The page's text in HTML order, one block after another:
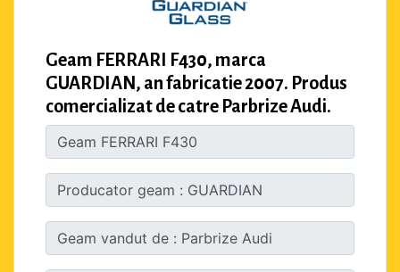
Geam FERRARI F430, marca
GUARDIAN, an fabricatie 2007. Produs
comercializat de catre Parbrize Audi.